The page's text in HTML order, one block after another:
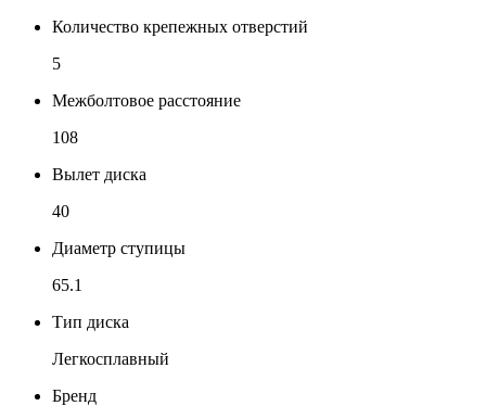
Количество крепежных отверстий
5
Межболтовое расстояние
108
Вылет диска
40
Диаметр ступицы
65.1
Тип диска
Легкосплавный
Бренд